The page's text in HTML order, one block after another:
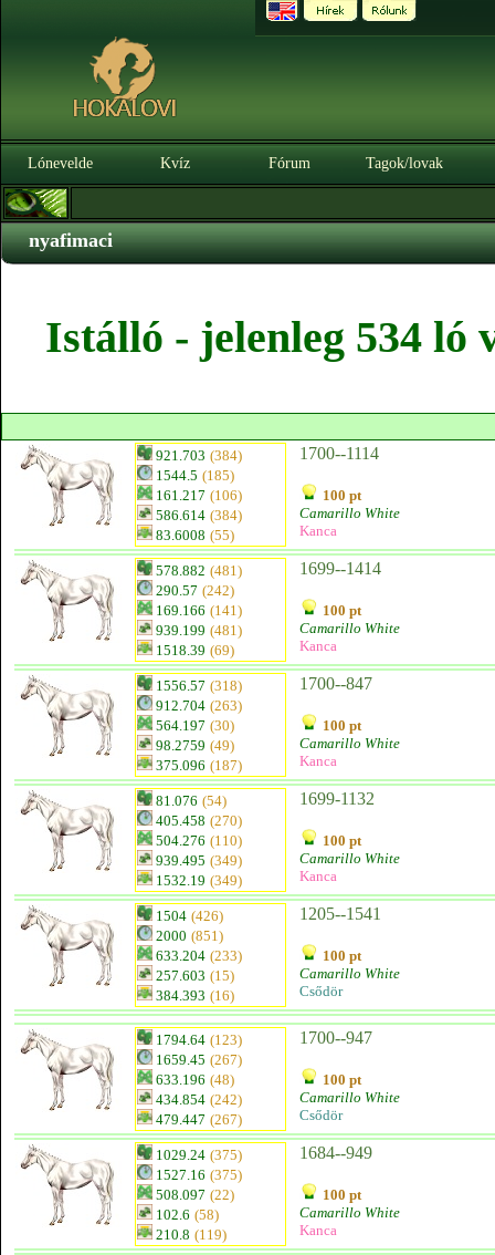
Lónevelde Kvíz Fórum Tagok/lovak
nyafimaci
Istálló - jelenleg 534 ló
921.703 (384)
1544.5 (185)
161.217 (106)
586.614 (384)
83.6008 (55)
1700--1114
100 pt
Camarillo White
Kanca
578.882 (481)
290.57 (242)
169.166 (141)
939.199 (481)
1518.39 (69)
1699--1414
100 pt
Camarillo White
Kanca
1556.57 (318)
912.704 (263)
564.197 (30)
98.2759 (49)
375.096 (187)
1700--847
100 pt
Camarillo White
Kanca
81.076 (54)
405.458 (270)
504.276 (110)
939.495 (349)
1532.19 (349)
1699-1132
100 pt
Camarillo White
Kanca
1504 (426)
2000 (851)
633.204 (233)
257.603 (15)
384.393 (16)
1205--1541
100 pt
Camarillo White
Csődör
1794.64 (123)
1659.45 (267)
633.196 (48)
434.854 (242)
479.447 (267)
1700--947
100 pt
Camarillo White
Csődör
1029.24 (375)
1527.16 (375)
508.097 (22)
102.6 (58)
210.8 (119)
1684--949
100 pt
Camarillo White
Kanca